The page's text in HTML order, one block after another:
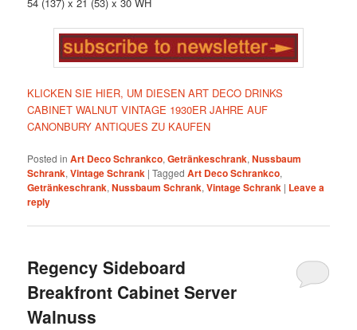
KLICKEN SIE HIER, UM DIESEN ART DECO DRINKS
CABINET WALNUT VINTAGE 1930ER JAHRE AUF
CANONBURY ANTIQUES ZU KAUFEN
Posted in Art Deco Schrankco,Getränkeschrank,Nussbaum
Schrank,Vintage Schrank |Tagged Art Deco Schrankco,
Getränkeschrank,Nussbaum Schrank,Vintage Schrank | Leave a
reply
Regency Sideboard
Breakfront Cabinet Server
Walnuss